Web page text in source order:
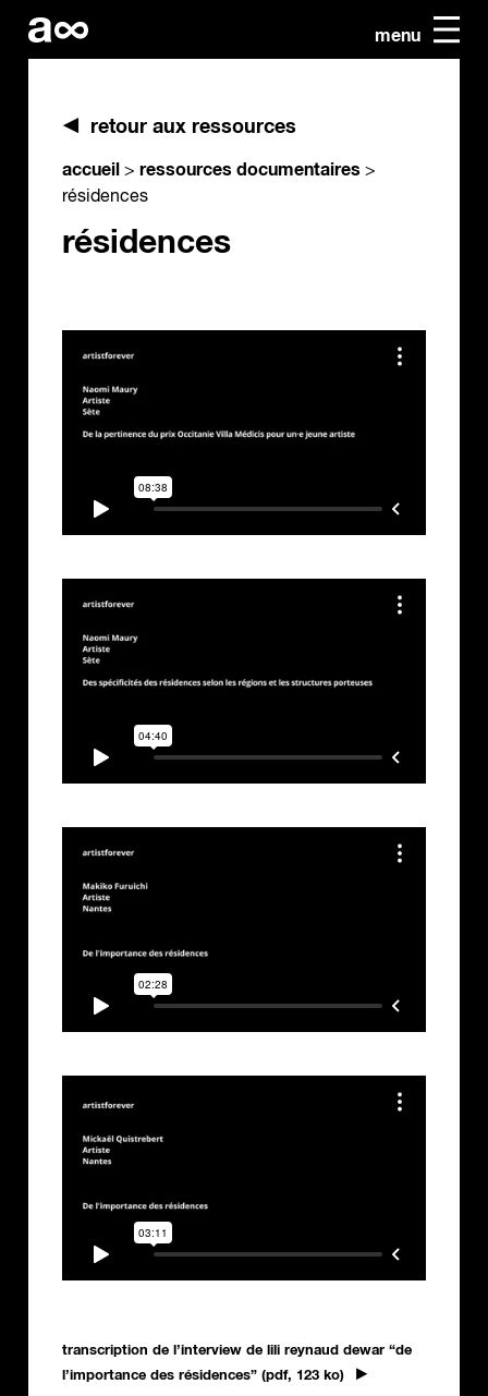
menu
retour aux ressources
accueil > ressources documentaires >
résidences
résidences
transcription de l’interview de lili reynaud dewar “de
l’importance des résidences” (pdf, 123 ko)